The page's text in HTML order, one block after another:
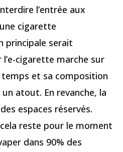
l’entrée aux
cigarette
principale serait
cigarette marche sur
et sa composition
atout. En revanche, la
espaces réservés.
reste pour le moment
dans 90% des